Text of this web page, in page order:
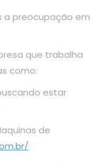
a preocupação em
que trabalha
como:
estar
de